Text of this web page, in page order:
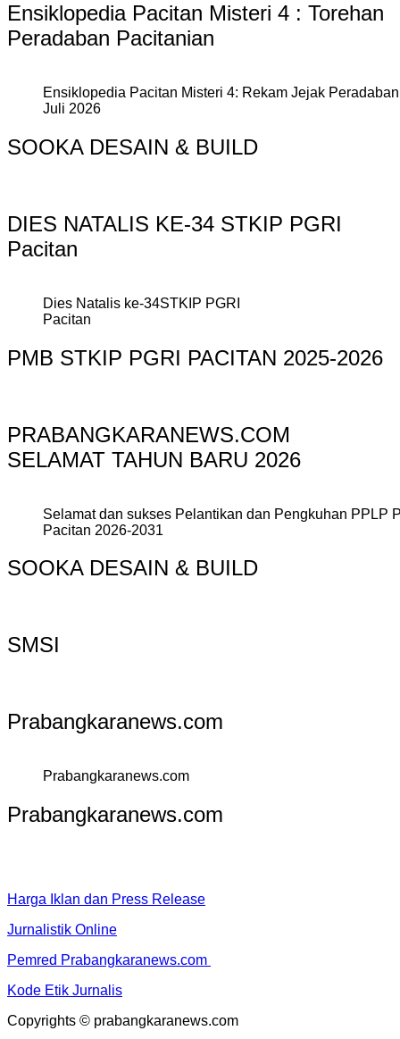
Ensiklopedia Pacitan Misteri 4 : Torehan
Peradaban Pacitanian
Ensiklopedia Pacitan Misteri 4: Rekam Jejak
Juli 2026
SOOKA DESAIN & BUILD
DIES NATALIS KE-34 STKIP PGRI
Pacitan
Dies Natalis ke-34STKIP PGRI
Pacitan
PMB STKIP PGRI PACITAN 2025-2026
PRABANGKARANEWS.COM
SELAMAT TAHUN BARU 2026
Selamat dan sukses Pelantikan dan Pengkuhan PPLP
Pacitan 2026-2031
SOOKA DESAIN & BUILD
SMSI
Prabangkaranews.com
Prabangkaranews.com
Prabangkaranews.com
Harga Iklan dan Press Release
Jurnalistik Online
Pemred Prabangkaranews.com
Kode Etik Jurnalis
Copyrights © prabangkaranews.com